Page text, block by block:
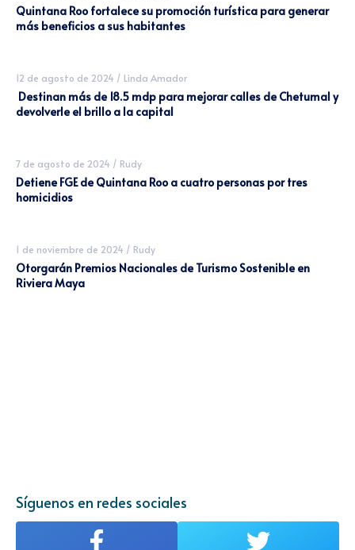
Quintana Roo fortalece su promoción turística para generar
más beneficios a sus habitantes
12 de agosto de 2024 / Linda Amador
Destinan más de 18.5 mdp para mejorar calles de Chetumal y
devolverle el brillo a la capital
7 de agosto de 2024 / Rudy
Detiene FGE de Quintana Roo a cuatro personas por tres
homicidios
1 de noviembre de 2024 / Rudy
Otorgarán Premios Nacionales de Turismo Sostenible en
Riviera Maya
Síguenos en redes sociales